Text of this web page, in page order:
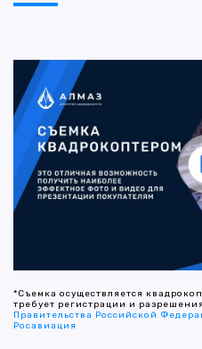
*Съемка осуществляется
требует регистрации и
Правительства Российской
Росавиация